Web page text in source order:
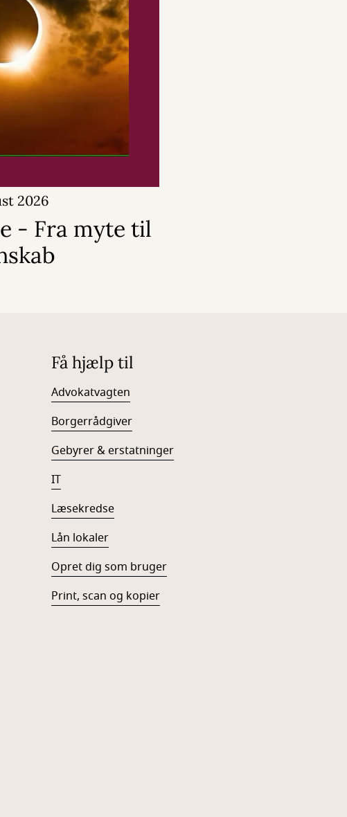
2026
- Fra myte til
Få hjælp til
Advokatvagten
Borgerrådgiver
Gebyrer & erstatninger
IT
Læsekredse
Lån lokaler
Opret dig som bruger
Print, scan og kopier